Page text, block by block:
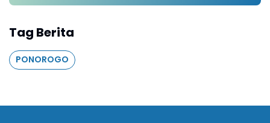
Tag Berita
PONOROGO